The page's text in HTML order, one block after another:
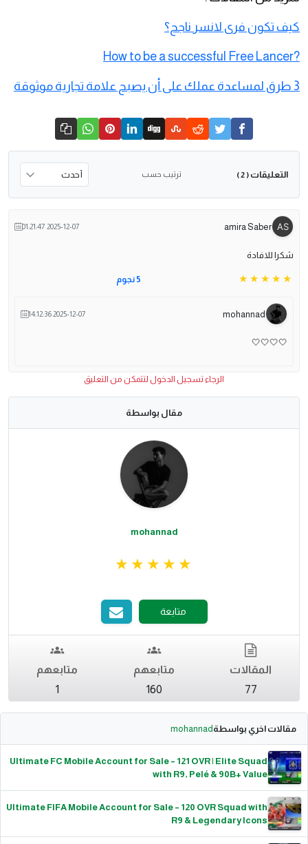
كيف تكون فرى لانسر ناجح؟
?How to be a successful Free Lancer
3 طرق لمساعدة عملك على أن يصبح علامة تجارية موثوقة
التعليقات ( 2 ) ترتيب حسب
amira Saber
2025-12-07 01:21:47
شكرا للافادة
5 نجوم
mohannad
2025-12-07 14:12:36
🤍🤍🤍🤍
الرجاء تسجيل الدخول لتتمكن من التعليق
مقال بواسطة
mohannad
متابعة
المقالات
77
متابعهم
160
متابعهم
1
مقالات اخري بواسطة mohannad
Ultimate FC Mobile Account for Sale – 121 OVR | Elite Squad
with R9, Pelé & 90B+ Value
Ultimate FIFA Mobile Account for Sale – 120 OVR Squad with
R9 & Legendary Icons